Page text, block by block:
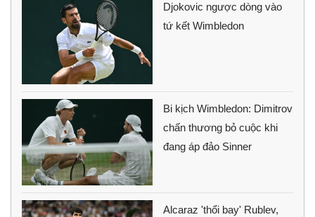
Djokovic ngược dòng vào
tứ kết Wimbledon
Bi kịch Wimbledon: Dimitrov
chấn thương bỏ cuộc khi
đang áp đảo Sinner
Alcaraz 'thổi bay' Rublev,